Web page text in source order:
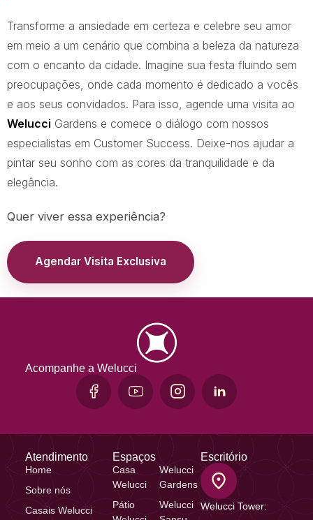
Transforme a ansiedade em certeza e celebre seu amor
em meio a um cenário que combina a beleza da natureza
com o encanto da cidade. Imagine sua festa fluindo sem
preocupações, onde cada momento é dedicado a vocês
e aos seus convidados. Para isso, agende uma visita ao
Welucci Gardens e comece o diálogo com nossos
especialistas em Customer Success. Deixe-nos ajudar a
pintar seu sonho com as cores da tranquilidade e da
elegância.
Quer viver essa experiência?
Agendar Visita Exclusiva
Acompanhe a Welucci
Atendimento
Home
Sobre nós
Casais Welucci
Espaços
Casa
Welucci
Pátio
Welucci
Gardens
Welucci
Escritório
Welucci Tower: